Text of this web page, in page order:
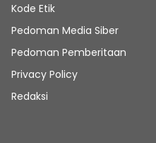
Kode Etik
Pedoman Media Siber
Pedoman Pemberitaan
Privacy Policy
Redaksi